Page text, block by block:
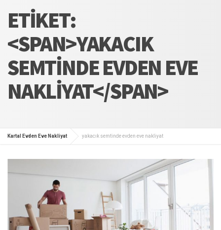
ETIKET:
<SPAN>YAKACIK
SEMTINDE EVDEN EVE
NAKLIYAT</SPAN>
Kartal Evden Eve Nakliyat yakacık semtinde evden eve nakliyat